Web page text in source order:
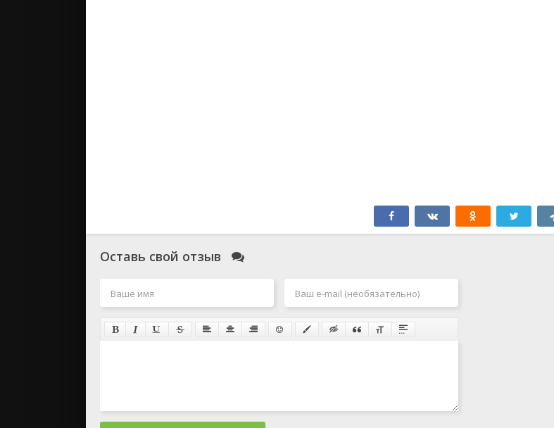
Оставь свой отзыв